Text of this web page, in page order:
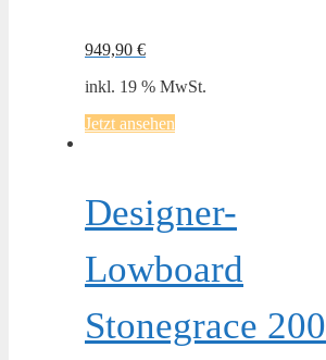
949,90 €
inkl. 19 % MwSt.
Jetzt ansehen
Designer-
Lowboard
Stonegrace 200